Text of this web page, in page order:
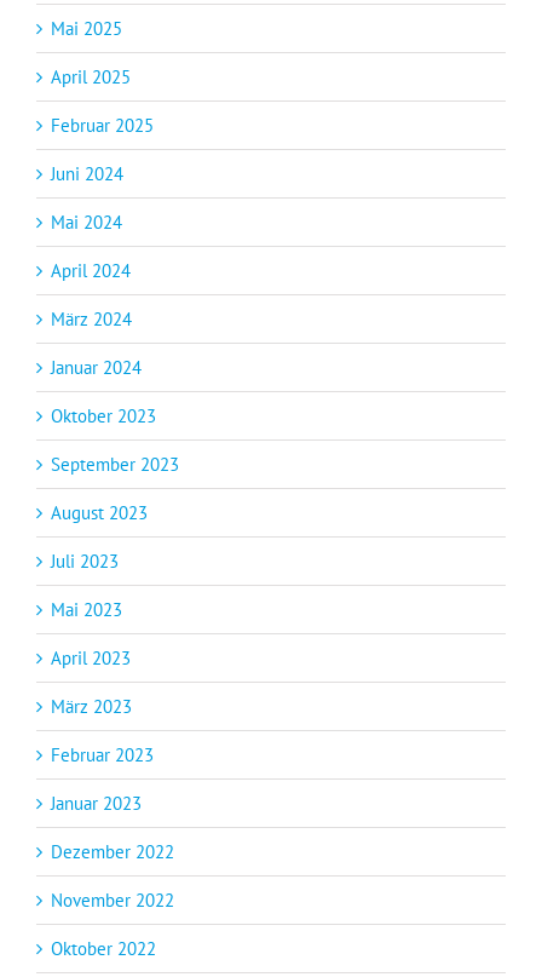
Mai 2025
April 2025
Februar 2025
Juni 2024
Mai 2024
April 2024
März 2024
Januar 2024
Oktober 2023
September 2023
August 2023
Juli 2023
Mai 2023
April 2023
März 2023
Februar 2023
Januar 2023
Dezember 2022
November 2022
Oktober 2022